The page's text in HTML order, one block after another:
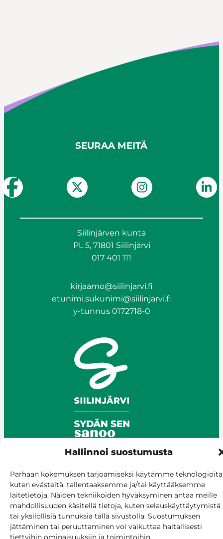
Hallinnoi suostumusta
Parhaan kokemuksen tarjoamiseksi käytämme
kuten evästeitä, tallentaaksemme ja/tai käyttääksemme
laitetietoja. Näiden tekniikoiden hyväksyminen antaa meille
mahdollisuuden käsitellä tietoja, kuten selauskäyttäytymistä
tai yksilöllisiä tunnuksia tällä sivustolla. Suostumuksen
jättäminen tai peruuttaminen voi vaikuttaa haitallisesti
tiettyihin ominaisuuksiin ja toimintoihin.
SEURAA MEITÄ
Siilinjärven kunta
PL 5, 71801 Siilinjärvi
017 401 111
kirjaamo@siilinjarvi.fi
etunimi.sukunimi@siilinjarvi.fi
y-tunnus 0172718-0
© Siilinjärvi 2025
Anna palautetta
Asioi verkossa
Laskutus ja maksaminen
Saavutettavuus